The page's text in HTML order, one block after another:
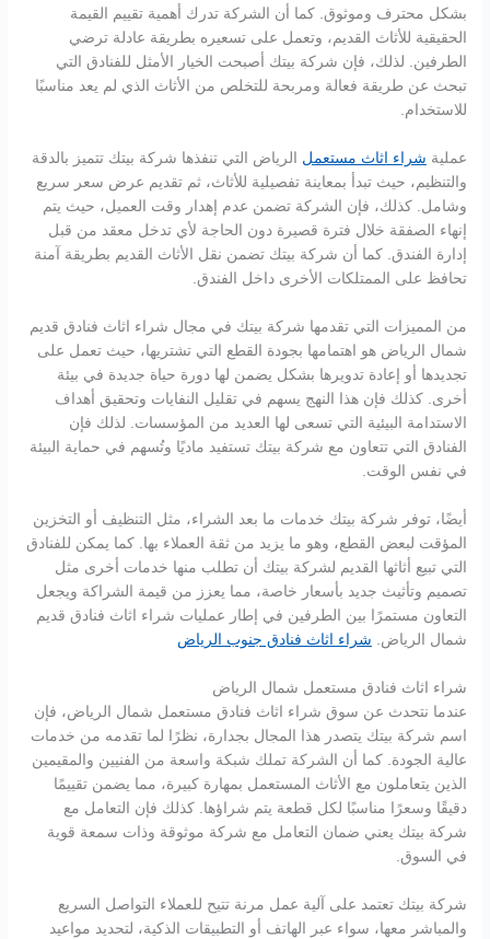
بشكل محترف وموثوق. كما أن الشركة تدرك أهمية تقييم القيمة
الحقيقية للأثاث القديم، وتعمل على تسعيره بطريقة عادلة ترضي
الطرفين. لذلك، فإن شركة بيتك أصبحت الخيار الأمثل للفنادق التي
تبحث عن طريقة فعالة ومربحة للتخلص من الأثاث الذي لم يعد مناسبًا
للاستخدام.
عملية شراء اثاث مستعمل الرياض التي تنفذها شركة بيتك تتميز بالدقة
والتنظيم، حيث تبدأ بمعاينة تفصيلية للأثاث، ثم تقديم عرض سعر سريع
وشامل. كذلك، فإن الشركة تضمن عدم إهدار وقت العميل، حيث يتم
إنهاء الصفقة خلال فترة قصيرة دون الحاجة لأي تدخل معقد من قبل
إدارة الفندق. كما أن شركة بيتك تضمن نقل الأثاث القديم بطريقة آمنة
تحافظ على الممتلكات الأخرى داخل الفندق.
من المميزات التي تقدمها شركة بيتك في مجال شراء اثاث فنادق قديم
شمال الرياض هو اهتمامها بجودة القطع التي تشتريها، حيث تعمل على
تجديدها أو إعادة تدويرها بشكل يضمن لها دورة حياة جديدة في بيئة
أخرى. كذلك فإن هذا النهج يسهم في تقليل النفايات وتحقيق أهداف
الاستدامة البيئية التي تسعى لها العديد من المؤسسات. لذلك فإن
الفنادق التي تتعاون مع شركة بيتك تستفيد ماديًا وتُسهم في حماية البيئة
في نفس الوقت.
أيضًا، توفر شركة بيتك خدمات ما بعد الشراء، مثل التنظيف أو التخزين
المؤقت لبعض القطع، وهو ما يزيد من ثقة العملاء بها. كما يمكن للفنادق
التي تبيع أثاثها القديم لشركة بيتك أن تطلب منها خدمات أخرى مثل
تصميم وتأثيث جديد بأسعار خاصة، مما يعزز من قيمة الشراكة ويجعل
التعاون مستمرًا بين الطرفين في إطار عمليات شراء اثاث فنادق قديم
شمال الرياض. شراء اثاث فنادق جنوب الرياض
شراء اثاث فنادق مستعمل شمال الرياض
عندما نتحدث عن سوق شراء اثاث فنادق مستعمل شمال الرياض، فإن
اسم شركة بيتك يتصدر هذا المجال بجدارة، نظرًا لما تقدمه من خدمات
عالية الجودة. كما أن الشركة تملك شبكة واسعة من الفنيين والمقيمين
الذين يتعاملون مع الأثاث المستعمل بمهارة كبيرة، مما يضمن تقييمًا
دقيقًا وسعرًا مناسبًا لكل قطعة يتم شراؤها. كذلك فإن التعامل مع
شركة بيتك يعني ضمان التعامل مع شركة موثوقة وذات سمعة قوية
في السوق.
شركة بيتك تعتمد على آلية عمل مرنة تتيح للعملاء التواصل السريع
والمباشر معها، سواء عبر الهاتف أو التطبيقات الذكية، لتحديد مواعيد